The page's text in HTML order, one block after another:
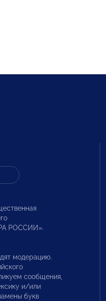
РОССИИ».
модерацию.
сообщения,
и/или
букв